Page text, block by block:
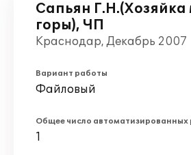
Сапьян Г.Н.(Хозяйка
горы), ЧП
Краснодар, Декабрь 2007
Вариант работы
Файловый
Общее число автоматизированных
1